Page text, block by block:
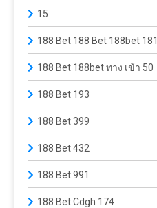
15
188 Bet 188 Bet 188bet 181
188 Bet 188bet ทาง เข้า 50
188 Bet 193
188 Bet 399
188 Bet 432
188 Bet 991
188 Bet Cdgh 174